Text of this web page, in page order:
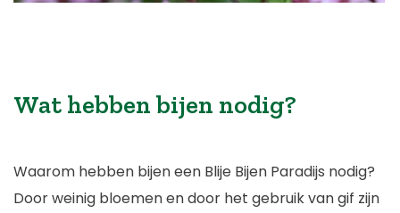
Wat hebben bijen nodig?
Waarom hebben bijen een Blije Bijen Paradijs nodig?
Door weinig bloemen en door het gebruik van gif zijn